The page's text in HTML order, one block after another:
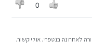
0
לאחרונה בנטפרי. אולי קשור.